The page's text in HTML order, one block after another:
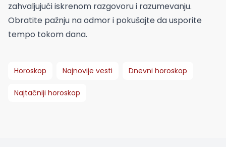
zahvaljujući iskrenom razgovoru i razumevanju.
Obratite pažnju na odmor i pokušajte da usporite
tempo tokom dana.
Horoskop Najnovije vesti Dnevni horoskop
Najtačniji horoskop